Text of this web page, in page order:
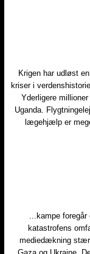
​Krigen har udløst
kriser i
Yderligere
Uganda.
lægehjælp er
...kampe
katastrofens
mediedækning